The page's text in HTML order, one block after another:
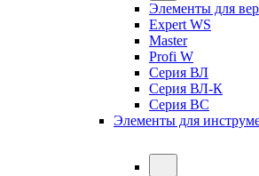
Элементы для
Expert WS
Master
Profi W
Серия ВЛ
Серия ВЛ-К
Серия ВС
Элементы для